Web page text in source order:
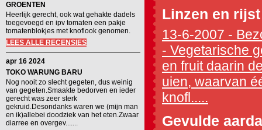
GROENTEN
Heerlijk gerecht, ook wat gehakte dadels
toegevoegd en ipv tomaten een pakje
tomatenblokjes met knoflook genomen.
LEES ALLE RECENSIES
apr 16 2024
TOKO WARUNG BARU
Nog nooit zo slecht gegeten, dus weinig
van gegeten.Smaakte bedorven en ieder
gerecht was zeer sterk
gekruid.Desondanks waren we (mijn man
en ik)allebei doodziek van het eten.Zwaar
diarree en overgev.......
Linzen en
13-6-2007 -
- Vegetarische
en fruit daarin
uien, waarvan
knofl.....
Gevulde